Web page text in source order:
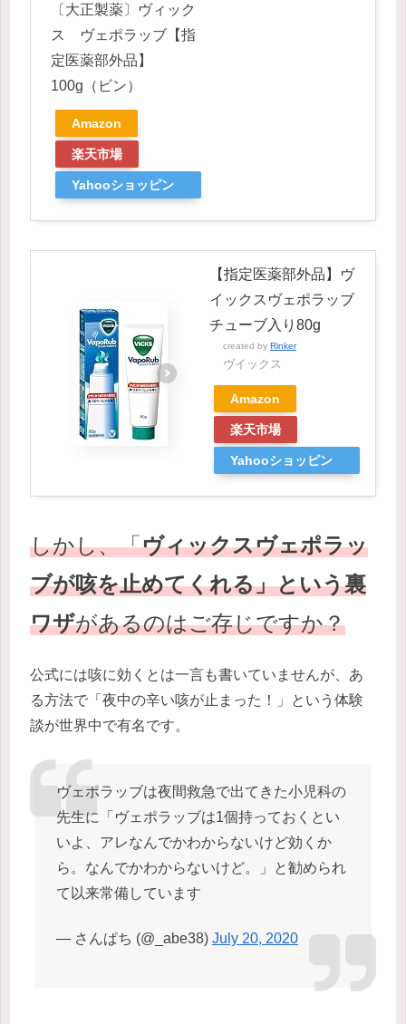
〔大正製薬〕ヴィック
ス ヴェポラッブ【指
定医薬部外品】
100g（ビン）
Amazon
楽天市場
Yahooショッピン
【指定医薬部外品】ヴ
イックスヴェポラッブ
チューブ入り80g
created by Rinker
ヴイックス
Amazon
楽天市場
Yahooショッピン
しかし、「ヴィックスヴェポラッ
ブが咳を止めてくれる」という裏
ワザがあるのはご存じですか？
公式には咳に効くとは一言も書いていませんが、あ
る方法で「夜中の辛い咳が止まった！」という体験
談が世界中で有名です。
ヴェポラッブは夜間救急で出てきた小児科の
先生に「ヴェポラッブは1個持っておくとい
いよ、アレなんでかわからないけど効くか
ら。なんでかわからないけど。」と勧められ
て以来常備しています
— さんぱち (@_abe38) July 20, 2020